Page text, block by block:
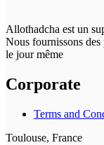
Allothadcha est un
Nous fournissons
le jour même
Corporate
Terms and
Toulouse, France